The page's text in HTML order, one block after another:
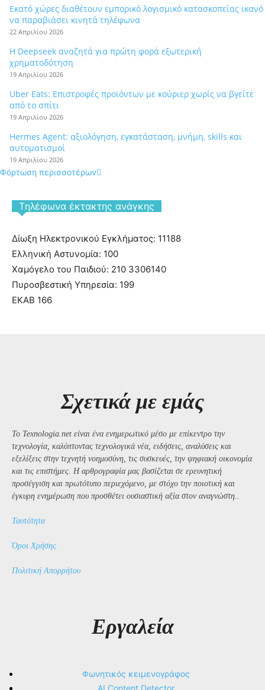
Εκατό χώρες διαθέτουν εμπορικό λογισμικό κατασκοπείας ικανό
να παραβιάσει κινητά τηλέφωνα
22 Απριλίου 2026
Η Deepseek αναζητά για πρώτη φορά εξωτερική
χρηματοδότηση
19 Απριλίου 2026
Uber Eats: Επιστροφές προϊόντων με κούριερ χωρίς να βγείτε
από το σπίτι
19 Απριλίου 2026
Hermes Agent: αξιολόγηση, εγκατάσταση, μνήμη, skills και
αυτοματισμοί
19 Απριλίου 2026
Φόρτωση περισσοτέρων
Tηλέφωνα έκτακτης ανάγκης
Δίωξη Ηλεκτρονικού Εγκλήματος: 11188
Ελληνική Αστυνομία: 100
Χαμόγελο του Παιδιού: 210 3306140
Πυροσβεστική Υπηρεσία: 199
ΕΚΑΒ 166
Σχετικά με εμάς
Το Texnologia.net είναι ένα ενημερωτικό μέσο με επίκεντρο την
τεχνολογία, καλύπτοντας τεχνολογικά νέα, ειδήσεις, αναλύσεις και
εξελίξεις στην τεχνητή νοημοσύνη, τις συσκευές, την ψηφιακή οικονομία
και τις επιστήμες. Η αρθρογραφία μας βασίζεται σε ερευνητική
προσέγγιση και πρωτότυπο περιεχόμενο, με στόχο την ποιοτική και
έγκυρη ενημέρωση που προσθέτει ουσιαστική αξία στον αναγνώστη..
Ταυτότητα
Όροι Χρήσης
Πολιτική Απορρήτου
Εργαλεία
Φωνητικός κειμενογράφος
AI Content Detector